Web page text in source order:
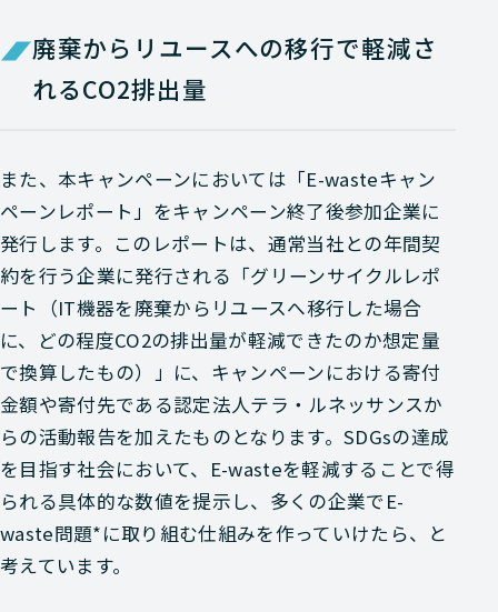
廃棄からリユースへの移行で軽減さ
れるCO2排出量
また、本キャンペーンにおいては「E-wasteキャン
ペーンレポート」をキャンペーン終了後参加企業に
発行します。このレポートは、通常当社との年間契
約を行う企業に発行される「グリーンサイクルレポ
ート（IT機器を廃棄からリユースへ移行した場合
に、どの程度CO2の排出量が軽減できたのか想定量
で換算したもの）」に、キャンペーンにおける寄付
金額や寄付先である認定法人テラ・ルネッサンスか
らの活動報告を加えたものとなります。SDGsの達成
を目指す社会において、E-wasteを軽減することで得
られる具体的な数値を提示し、多くの企業でE-
waste問題*に取り組む仕組みを作っていけたら、と
考えています。